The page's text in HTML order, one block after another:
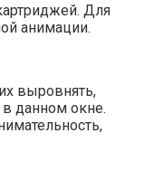
Для
анимации.
выровнять,
в данном окне.